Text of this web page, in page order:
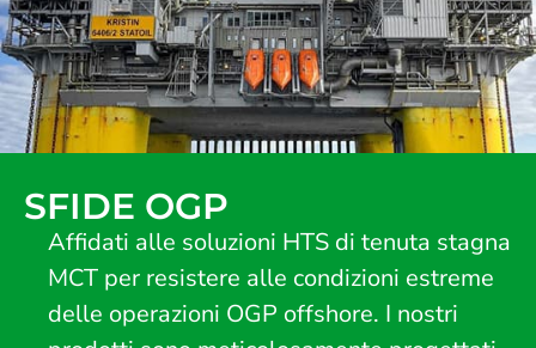
SFIDE OGP
Affidati alle soluzioni HTS di tenuta stagna
MCT per resistere alle condizioni estreme
delle operazioni OGP offshore. I nostri